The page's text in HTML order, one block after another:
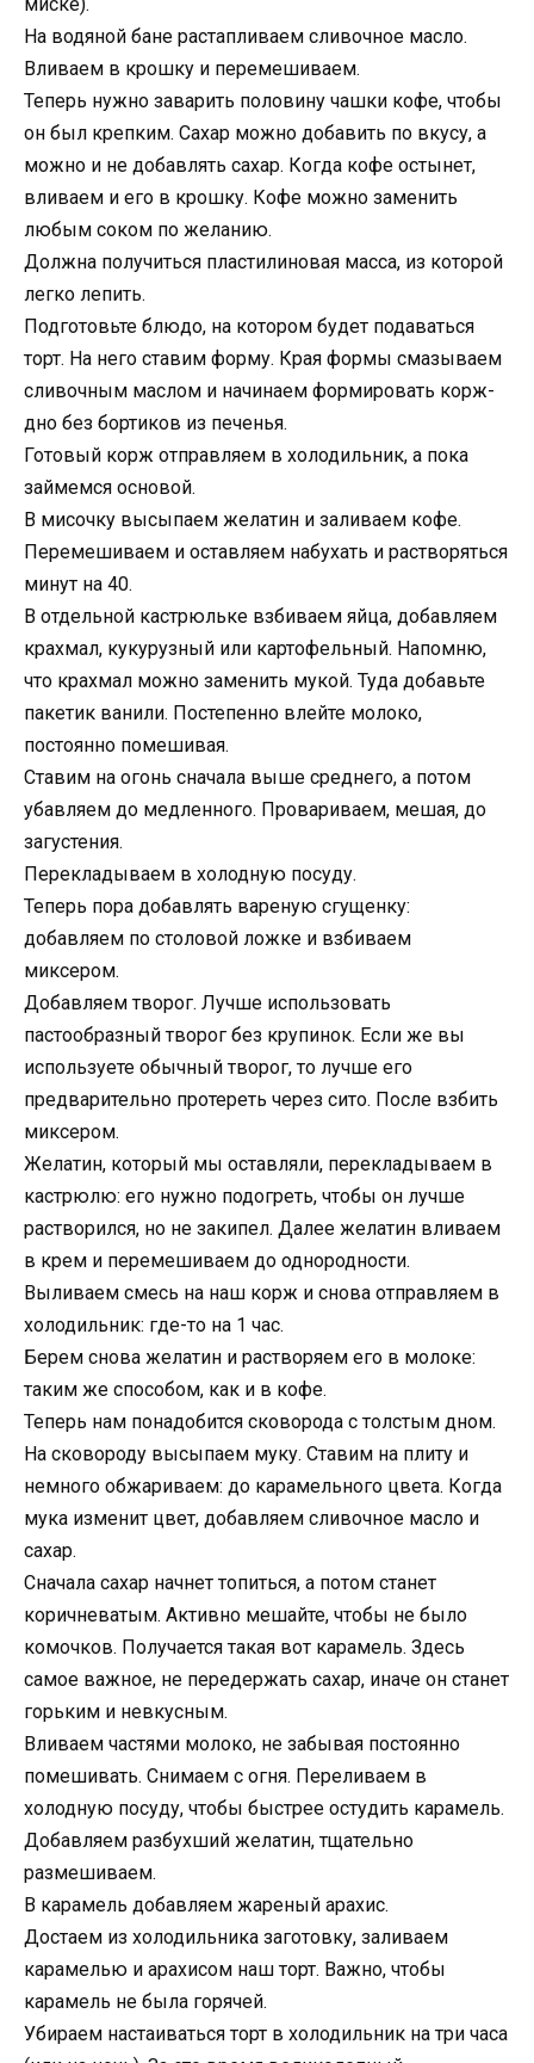
миске).
На водяной бане растапливаем сливочное масло.
Вливаем в крошку и перемешиваем.
Теперь нужно заварить половину чашки кофе, чтобы
он был крепким. Сахар можно добавить по вкусу, а
можно и не добавлять сахар. Когда кофе остынет,
вливаем и его в крошку. Кофе можно заменить
любым соком по желанию.
Должна получиться пластилиновая масса, из которой
легко лепить.
Подготовьте блюдо, на котором будет подаваться
торт. На него ставим форму. Края формы смазываем
сливочным маслом и начинаем формировать корж-
дно без бортиков из печенья.
Готовый корж отправляем в холодильник, а пока
займемся основой.
В мисочку высыпаем желатин и заливаем кофе.
Перемешиваем и оставляем набухать и растворяться
минут на 40.
В отдельной кастрюльке взбиваем яйца, добавляем
крахмал, кукурузный или картофельный. Напомню,
что крахмал можно заменить мукой. Туда добавьте
пакетик ванили. Постепенно влейте молоко,
постоянно помешивая.
Ставим на огонь сначала выше среднего, а потом
убавляем до медленного. Провариваем, мешая, до
загустения.
Перекладываем в холодную посуду.
Теперь пора добавлять вареную сгущенку:
добавляем по столовой ложке и взбиваем
миксером.
Добавляем творог. Лучше использовать
пастообразный творог без крупинок. Если же вы
используете обычный творог, то лучше его
предварительно протереть через сито. После взбить
миксером.
Желатин, который мы оставляли, перекладываем в
кастрюлю: его нужно подогреть, чтобы он лучше
растворился, но не закипел. Далее желатин вливаем
в крем и перемешиваем до однородности.
Выливаем смесь на наш корж и снова отправляем в
холодильник: где-то на 1 час.
Берем снова желатин и растворяем его в молоке:
таким же способом, как и в кофе.
Теперь нам понадобится сковорода с толстым дном.
На сковороду высыпаем муку. Ставим на плиту и
немного обжариваем: до карамельного цвета. Когда
мука изменит цвет, добавляем сливочное масло и
сахар.
Сначала сахар начнет топиться, а потом станет
коричневатым. Активно мешайте, чтобы не было
комочков. Получается такая вот карамель. Здесь
самое важное, не передержать сахар, иначе он станет
горьким и невкусным.
Вливаем частями молоко, не забывая постоянно
помешивать. Снимаем с огня. Переливаем в
холодную посуду, чтобы быстрее остудить карамель.
Добавляем разбухший желатин, тщательно
размешиваем.
В карамель добавляем жареный арахис.
Достаем из холодильника заготовку, заливаем
карамелью и арахисом наш торт. Важно, чтобы
карамель не была горячей.
Убираем настаиваться торт в холодильник на три часа